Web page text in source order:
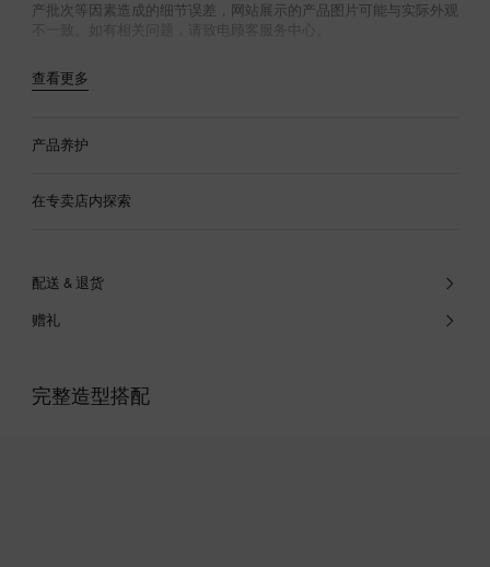
产批次等因素造成的细节误差，网站展示的产品图片可能与实际外观
不一致。如有相关问题，请致电顾客服务中心。
查看更多
产品养护
在专卖店内探索
配送 & 退货
赠礼
完整造型搭配